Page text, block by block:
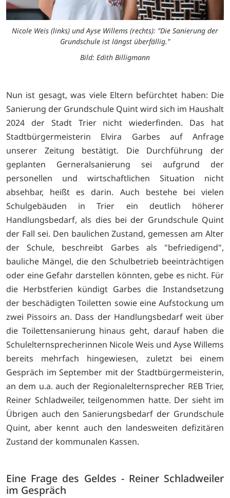
Nicole Weis (links) und Ayse Willems (rechts): "Die Sanierung der
Grundschule ist längst überfällig."
Bild: Edith Billigmann
Nun ist gesagt, was viele Eltern befürchtet haben: Die
Sanierung der Grundschule Quint wird sich im Haushalt
2024 der Stadt Trier nicht wiederfinden. Das hat
Stadtbürgermeisterin Elvira Garbes auf Anfrage
unserer Zeitung bestätigt. Die Durchführung der
geplanten Gerneralsanierung sei aufgrund der
personellen und wirtschaftlichen Situation nicht
absehbar, heißt es darin. Auch bestehe bei vielen
Schulgebäuden in Trier ein deutlich höherer
Handlungsbedarf, als dies bei der Grundschule Quint
der Fall sei. Den baulichen Zustand, gemessen am Alter
der Schule, beschreibt Garbes als "befriedigend",
bauliche Mängel, die den Schulbetrieb beeinträchtigen
oder eine Gefahr darstellen könnten, gebe es nicht. Für
die Herbstferien kündigt Garbes die Instandsetzung
der beschädigten Toiletten sowie eine Aufstockung um
zwei Pissoirs an. Dass der Handlungsbedarf weit über
die Toilettensanierung hinaus geht, darauf haben die
Schulelternsprecherinnen Nicole Weis und Ayse Willems
bereits mehrfach hingewiesen, zuletzt bei einem
Gespräch im September mit der Stadtbürgermeisterin,
an dem u.a. auch der Regionalelternsprecher REB Trier,
Reiner Schladweiler, teilgenommen hatte. Der sieht im
Übrigen auch den Sanierungsbedarf der Grundschule
Quint, aber kennt auch den landesweiten defizitären
Zustand der kommunalen Kassen.
Eine Frage des Geldes - Reiner Schladweiler
im Gespräch